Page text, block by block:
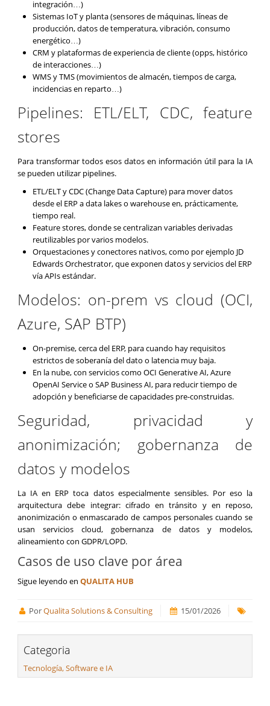
integración…)
Sistemas IoT y planta (sensores de máquinas, líneas de
producción, datos de temperatura, vibración, consumo
energético…)
CRM y plataformas de experiencia de cliente (opps, histórico
de interacciones…)
WMS y TMS (movimientos de almacén, tiempos de carga,
incidencias en reparto…)
Pipelines: ETL/ELT, CDC, feature
stores
Para transformar todos esos datos en información útil para la IA
se pueden utilizar pipelines.
ETL/ELT y CDC (Change Data Capture) para mover datos
desde el ERP a data lakes o warehouse en, prácticamente,
tiempo real.
Feature stores, donde se centralizan variables derivadas
reutilizables por varios modelos.
Orquestaciones y conectores nativos, como por ejemplo JD
Edwards Orchestrator, que exponen datos y servicios del ERP
vía APIs estándar.
Modelos: on-prem vs cloud (OCI,
Azure, SAP BTP)
On-premise, cerca del ERP, para cuando hay requisitos
estrictos de soberanía del dato o latencia muy baja.
En la nube, con servicios como OCI Generative AI, Azure
OpenAI Service o SAP Business AI, para reducir tiempo de
adopción y beneficiarse de capacidades pre-construidas.
Seguridad, privacidad y
anonimización; gobernanza de
datos y modelos
La IA en ERP toca datos especialmente sensibles. Por eso la
arquitectura debe integrar: cifrado en tránsito y en reposo,
anonimización o enmascarado de campos personales cuando se
usan servicios cloud, gobernanza de datos y modelos,
alineamiento con GDPR/LOPD.
Casos de uso clave por área
Sigue leyendo en QUALITA HUB
PorQualita Solutions & Consulting 15/01/2026
Categoria
Tecnología, Software e IA